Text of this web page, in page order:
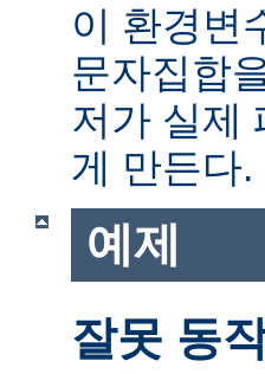
이 환경변
문자집합
저가 실제
게 만든다.
예제
잘못 동